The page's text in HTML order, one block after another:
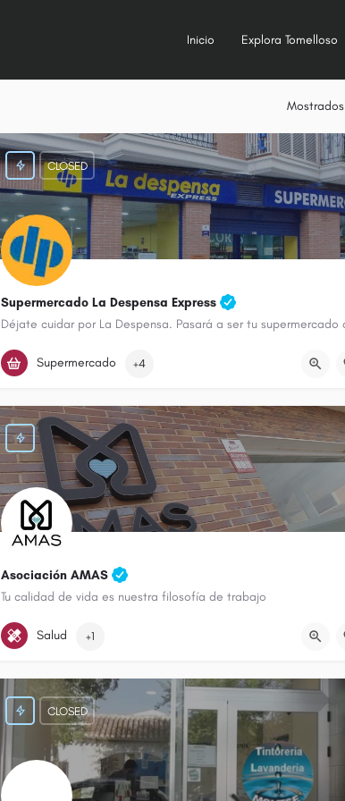
Inicio Explora Tomelloso
Mostrados
Supermercado La Despensa Express
926 50 40 67
CLOSED
Supermercado +4
Asociación AMAS
Tu calidad de vida es nuestra filosofía de trabajo
722 470 250
Salud +1
CLOSED